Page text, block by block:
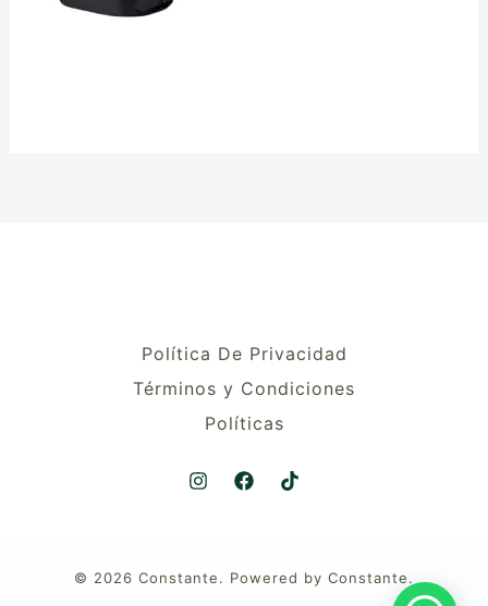
Política De Privacidad
Términos y Condiciones
Políticas
© 2026 Constante. Powered by Constante.